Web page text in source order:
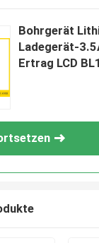
Bohrgerät
Ladegerät-
Ertrag LCD